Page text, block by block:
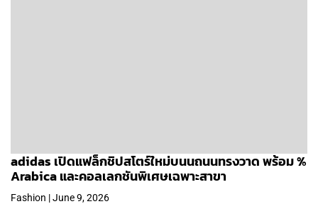
adidas เปิดแฟล็กชิปสโตร์ใหม่บนนถนนทรงวาด พร้อม %
Arabica และคอลเลกชันพิเศษเฉพาะสาขา
Fashion | June 9, 2026